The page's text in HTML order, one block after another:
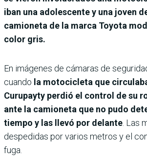
iban una adolescente y una joven
camioneta de la marca Toyota
color gris.
En imágenes de cámaras de
cuando la motocicleta que
Curupayty perdió el control de su
ante la camioneta que no pudo
tiempo y las llevó por delante. Las
despedidas por varios metros y el
fuga.